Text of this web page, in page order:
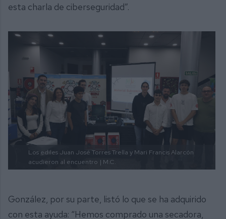
esta charla de ciberseguridad”.
Los ediles Juan José Torres Trella y Mari Francis Alarcón
acudieron al encuentro | M.C.
González, por su parte, listó lo que se ha adquirido
con esta ayuda: “Hemos comprado una secadora,